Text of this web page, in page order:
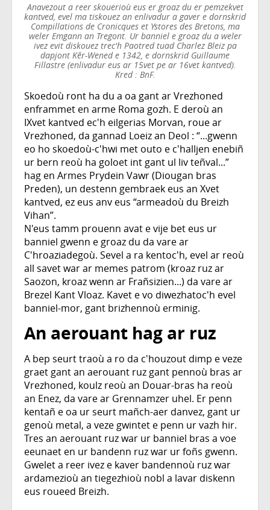
Anavezout a reer skouerioù eus er groaz du er pemzekvet
kantved, evel ma tiskouez an enlivadur a gaver e dornskrid
Compillations de Cronicques et Ystores des Bretons, ma
weler Emgann an Tregont. Ur banniel e groaz du a weler
ivez evit diskouez trec'h Paotred tuad Charlez Bleiz pa
dapjont Kêr-Wened e 1342, e dornskrid Guillaume
Fillastre (enlivadur eus ar 15vet pe ar 16vet kantved).
Kred : BnF.
Skoedoù ront ha du a oa gant ar Vrezhoned
enframmet en arme Roma gozh. E deroù an
IXvet kantved ec'h eilgerias Morvan, roue ar
Vrezhoned, da gannad Loeiz an Deol : “...gwenn
eo ho skoedoù-c'hwi met outo e c'halljen enebiñ
ur bern reoù ha goloet int gant ul liv teñval...”
hag en Armes Prydein Vawr (Diougan bras
Preden), un destenn gembraek eus an Xvet
kantved, ez eus anv eus “armeadoù du Breizh
Vihan”.
N'eus tamm prouenn avat e vije bet eus ur
banniel gwenn e groaz du da vare ar
C'hroaziadegoù. Sevel a ra kentoc'h, evel ar reoù
all savet war ar memes patrom (kroaz ruz ar
Saozon, kroaz wenn ar Frañsizien...) da vare ar
Brezel Kant Vloaz. Kavet e vo diwezhatoc'h evel
banniel-mor, gant brizhennoù erminig.
An aerouant hag ar ruz
A bep seurt traoù a ro da c'houzout dimp e veze
graet gant an aerouant ruz gant pennoù bras ar
Vrezhoned, koulz reoù an Douar-bras ha reoù
an Enez, da vare ar Grennamzer uhel. Er penn
kentañ e oa ur seurt mañch-aer danvez, gant ur
genoù metal, a veze gwintet e penn ur vazh hir.
Tres an aerouant ruz war ur banniel bras a voe
eeunaet en ur bandenn ruz war ur foñs gwenn.
Gwelet a reer ivez e kaver bandennoù ruz war
ardamezioù an tiegezhioù nobl a lavar diskenn
eus roueed Breizh.